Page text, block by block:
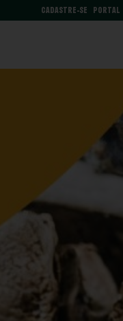
PORTAL
CADASTRE-SE